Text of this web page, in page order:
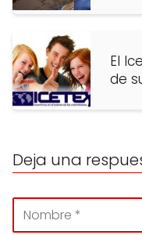
El
de
Deja una